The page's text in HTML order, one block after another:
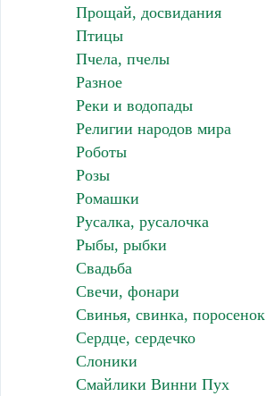
Прощай, досвидания
Птицы
Пчела, пчелы
Разное
Реки и водопады
Религии народов мира
Роботы
Розы
Ромашки
Русалка, русалочка
Рыбы, рыбки
Свадьба
Свечи, фонари
Свинья, свинка, поросенок
Сердце, сердечко
Слоники
Смайлики Винни Пух